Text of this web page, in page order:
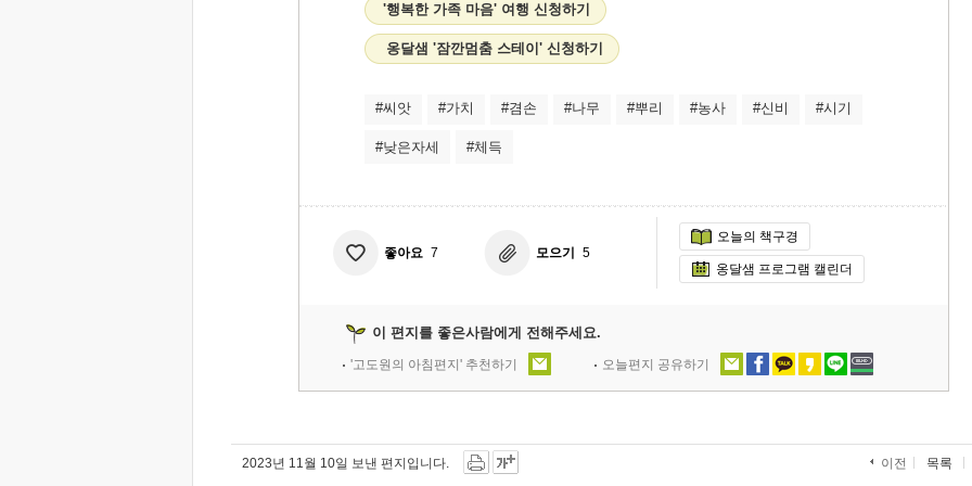
'행복한 가족 마음' 여행 신청하기
옹달샘 '잠깐멈춤 스테이' 신청하기
#씨앗 #가치 #겸손 #나무 #뿌리 #농사 #신비 #시기
#낮은자세 #체득
좋아요 7 모으기 5
오늘의 책구경
옹달샘 프로그램 캘린더
이 편지를 좋은사람에게 전해주세요.
'고도원의 아침편지' 추천하기 오늘편지 공유하기
2023년 11월 10일 보낸 편지입니다. 이전 목록